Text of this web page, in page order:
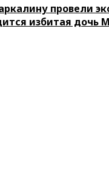
провели
избитая дочь